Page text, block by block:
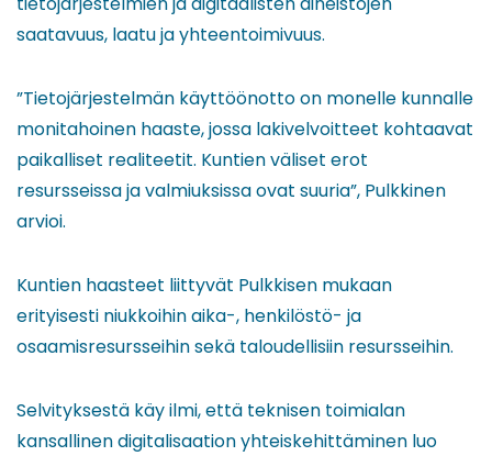
saatavuus, laatu ja yhteentoimivuus.
”Tietojärjestelmän käyttöönotto on monelle kunnalle
monitahoinen haaste, jossa lakivelvoitteet kohtaavat
paikalliset realiteetit. Kuntien väliset erot
resursseissa ja valmiuksissa ovat suuria”, Pulkkinen
arvioi.
Kuntien haasteet liittyvät Pulkkisen mukaan
erityisesti niukkoihin aika-, henkilöstö- ja
osaamisresursseihin sekä taloudellisiin resursseihin.
Selvityksestä käy ilmi, että teknisen toimialan
kansallinen digitalisaation yhteiskehittäminen luo